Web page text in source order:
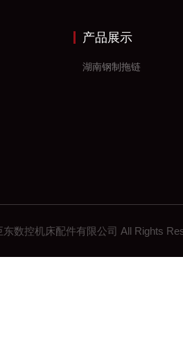
产品展示
湖南钢制拖链
东数控机床配件有限公司 All Rights